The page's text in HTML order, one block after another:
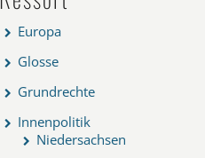
Europa
Glosse
Grundrechte
Innenpolitik
Niedersachsen